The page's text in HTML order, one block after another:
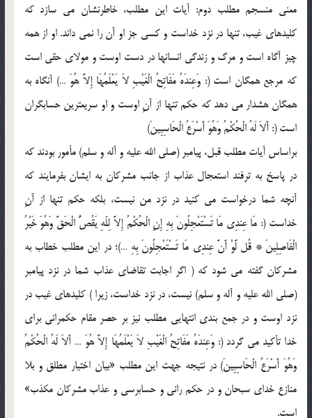
معني منسجم مطلب دوم: آيات اين مطلب، خاطرنشان مي سازد که
کليدهاي غيب، تنها در نزد خداست و کسي جز او آن را نمي داند. او از همه
چيز آگاه است و مرگ و زندگي انسانها در دست اوست و مولاي حقي است
که مرجع همگان است (: وَعِندَهُ مَفَاتِحُ الْغَيْبِ لاَ يَعْلَمُهَا إِلاَّ هُوَ …) آنگاه به
همگان هشدار مي دهد که حکم تنها از آنِ اوست و او سريعترين حسابگران
است (: أَلاَ لَهُ الْحُكْمُ وَهُوَ أَسْرَعُ الْحَاسِبِينَ)
براساس آيات مطلب قبل، پيامبر (صلي الله عليه و آله و سلم) مأمور بودند که
در پاسخ به ترفند استعجال عذاب از جانب مشرکان به ايشان بفرمايند که
آنچه شما درخواست مي کنيد در نزد من نيست، بلکه حکم تنها از آنِ
خداست (: مَا عِندِي مَا تَسْتَعْجِلُونَ بِهِ إِنِ الْحُكْمُ إِلاَّ لِلّهِ يَقُصُّ الْحَقَّ وَهُوَ خَيْرُ
الْفَاصِلِينَ * قُل لَّوْ أَنَّ عِندِي مَا تَسْتَعْجِلُونَ بِهِ …)؛ در اين مطلب خطاب به
مشرکان گفته مي شود که ( اگر اجابت تقاضاي عذاب شما در نزد پيامبر
(صلي الله عليه و آله و سلم) نيست، در نزد خداست، زيرا ) کليدهاي غيب در
نزد اوست و در جمع بندي انتهايي مطلب نيز بر حصر مقام حکمراني براي
خدا تأکيد مي گردد (: وَعِندَهُ مَفَاتِحُ الْغَيْبِ لاَ يَعْلَمُهَا إِلاَّ هُوَ … أَلاَ لَهُ الْحُكْمُ
وَهُوَ أَسْرَعُ الْحَاسِبِينَ) در نتيجه جهت اين مطلب «بيان اختيار مطلق و بلا
منازع خداي سبحان و در حکم راني و حسابرسي و عذاب مشرکان مکذب»
است.